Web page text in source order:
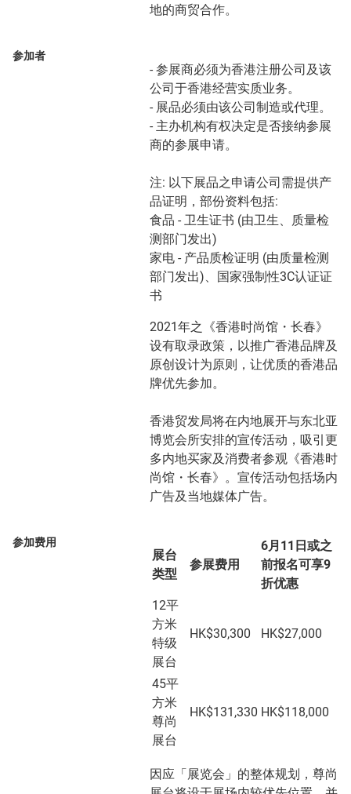
地的商贸合作。
参加者
- 参展商必须为香港注册公司及该
公司于香港经营实质业务。
- 展品必须由该公司制造或代理。
- 主办机构有权决定是否接纳参展
商的参展申请。
注: 以下展品之申请公司需提供产
品证明，部份资料包括:
食品 - 卫生证书 (由卫生、质量检
测部门发出)
家电 - 产品质检证明 (由质量检测
部门发出)、国家强制性3C认证证
书
2021年之《香港时尚馆・长春》
设有取录政策，以推广香港品牌及
原创设计为原则，让优质的香港品
牌优先参加。
香港贸发局将在内地展开与东北亚
博览会所安排的宣传活动，吸引更
多内地买家及消费者参观《香港时
尚馆・长春》。宣传活动包括场内
广告及当地媒体广告。
参加费用
展台
类型
参展费用
6月11日或之
前报名可享9
折优惠
12平
方米
特级
展台
HK$30,300 HK$27,000
45平
方米
尊尚
展台
HK$131,330 HK$118,000
因应「展览会」的整体规划，尊尚